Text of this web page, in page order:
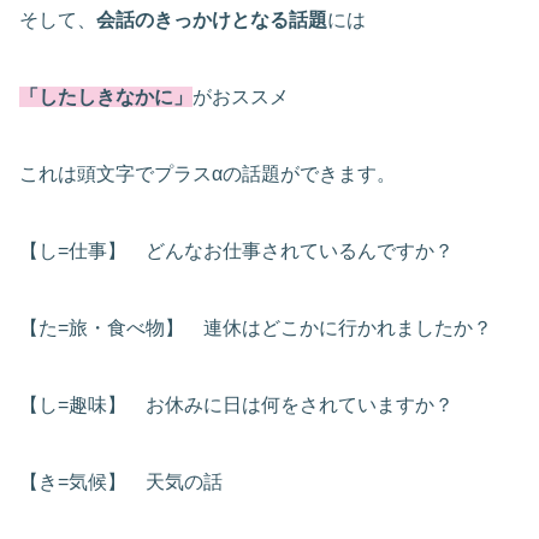
そして、 会話のきっかけとなる話題には
「したしきなかに」 がおススメ
これは頭文字でプラスαの話題ができます。
【し=仕事】 どんなお仕事されているんですか？
【た=旅・食べ物】 連休はどこかに行かれましたか？
【し=趣味】 お休みに日は何をされていますか？
【き=気候】 天気の話